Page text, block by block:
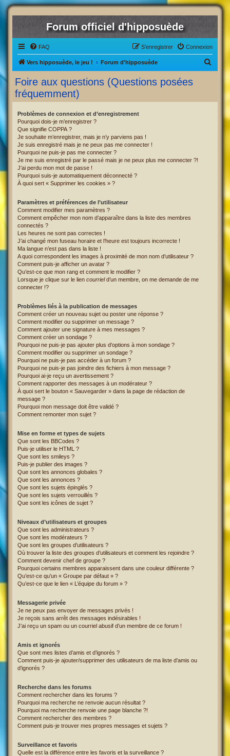
Forum officiel d'hipposuède
FAQ Connexion
S’enregistrer
Vers hipposuède, le jeu ! Forum d'hipposuède
Foire aux questions (Questions posées
fréquemment)
Problèmes de connexion et d’enregistrement
Pourquoi dois-je m’enregistrer ?
Que signifie COPPA ?
Je souhaite m’enregistrer, mais je n’y parviens pas !
Je suis enregistré mais je ne peux pas me connecter !
Pourquoi ne puis-je pas me connecter ?
Je me suis enregistré par le passé mais je ne peux plus me connecter ?!
J’ai perdu mon mot de passe !
Pourquoi suis-je automatiquement déconnecté ?
À quoi sert « Supprimer les cookies » ?
Paramètres et préférences de l’utilisateur
Comment modifier mes paramètres ?
Comment empêcher mon nom d’apparaître dans la liste des membres
connectés ?
Les heures ne sont pas correctes !
J’ai changé mon fuseau horaire et l’heure est toujours incorrecte !
Ma langue n’est pas dans la liste !
A quoi correspondent les images à proximité de mon nom d’utilisateur ?
Comment puis-je afficher un avatar ?
Qu’est-ce que mon rang et comment le modifier ?
Lorsque je clique sur le lien courrield’un membre, on me demande de me
connecter !?
Problèmes liés à la publication de messages
Comment créer un nouveau sujet ou poster une réponse ?
Comment modifier ou supprimer un message ?
Comment ajouter une signature à mes messages ?
Comment créer un sondage ?
Pourquoi ne puis-je pas ajouter plus d’options à mon sondage ?
Comment modifier ou supprimer un sondage ?
Pourquoi ne puis-je pas accéder à un forum ?
Pourquoi ne puis-je pas joindre des fichiers à mon message ?
Pourquoi ai-je reçu un avertissement ?
Comment rapporter des messages à un modérateur ?
À quoi sert le bouton « Sauvegarder » dans la page de rédaction de
message ?
Pourquoi mon message doit être validé ?
Comment remonter mon sujet ?
Mise en forme et types de sujets
Que sont les BBCodes ?
Puis-je utiliser le HTML ?
Que sont les smileys ?
Puis-je publier des images ?
Que sont les annonces globales ?
Que sont les annonces ?
Que sont les sujets épinglés ?
Que sont les sujets verrouillés ?
Que sont les icônes de sujet ?
Niveaux d’utilisateurs et groupes
Que sont les administrateurs ?
Que sont les modérateurs ?
Que sont les groupes d’utilisateurs ?
Où trouver la liste des groupes d’utilisateurs et comment les rejoindre ?
Comment devenir chef de groupe ?
Pourquoi certains membres apparaissent dans une couleur différente ?
Qu’est-ce qu’un « Groupe par défaut » ?
Qu’est-ce que le lien « L’équipe du forum » ?
Messagerie privée
Je ne peux pas envoyer de messages privés !
Je reçois sans arrêt des messages indésirables !
J’ai reçu un spam ou un courriel abusif d’un membre de ce forum !
Amis et ignorés
Que sont mes listes d’amis et d’ignorés ?
Comment puis-je ajouter/supprimer des utilisateurs de ma liste d’amis ou
d’ignorés ?
Recherche dans les forums
Comment rechercher dans les forums ?
Pourquoi ma recherche ne renvoie aucun résultat ?
Pourquoi ma recherche renvoie une page blanche ?!
Comment rechercher des membres ?
Comment puis-je trouver mes propres messages et sujets ?
Surveillance et favoris
Quelle est la différence entre les favoris et la surveillance ?